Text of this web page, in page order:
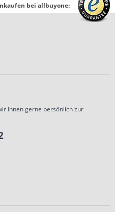
bei allbuyone:
Ihnen gerne persönlich zur